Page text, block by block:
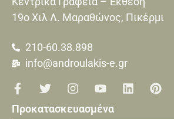
19o Xιλ Λ. Μαραθώνος, Πικέρμι
210-60.38.898
info@androulakis-e.gr
Προκατασκευασμένα